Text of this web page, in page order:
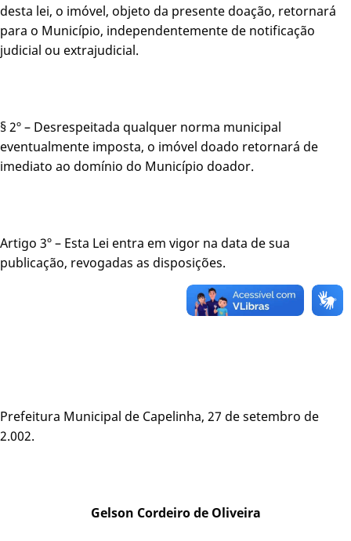
desta lei, o imóvel, objeto da presente doação, retornará
para o Município, independentemente de notificação
judicial ou extrajudicial.
§ 2º – Desrespeitada qualquer norma municipal
eventualmente imposta, o imóvel doado retornará de
imediato ao domínio do Município doador.
Artigo 3º – Esta Lei entra em vigor na data de sua
publicação, revogadas as disposições.
Prefeitura Municipal de Capelinha, 27 de setembro de
2.002.
Gelson Cordeiro de Oliveira